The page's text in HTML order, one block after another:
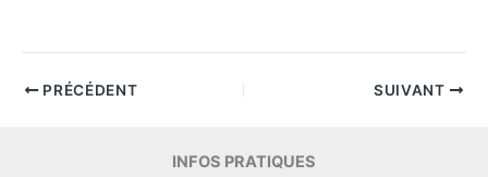
PRÉCÉDENT SUIVANT
INFOS PRATIQUES